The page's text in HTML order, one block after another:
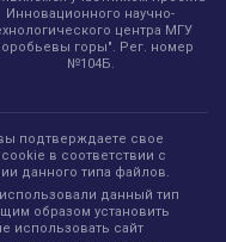
Инновационного научно-
центра МГУ
горы". Рег. номер
№104Б.
подтверждаете свое
в соответствии с
данного типа файлов.
данный тип
образом установить
использовать сайт